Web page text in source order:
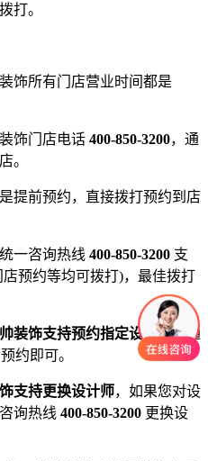
打。
饰所有门店营业时间都是
饰门店电话 400-850-3200，通
。
提前预约，直接拨打预约到店
一咨询热线 400-850-3200 支
预约等均可拨打)，最佳拨打
装饰支持预约指定设计师，通
预约即可。
支持更换设计师，如果您对设
询热线 400-850-3200 更换设